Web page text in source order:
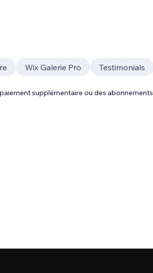
Wix Galerie Pro Testimonials
supplémentaire ou des abonnements